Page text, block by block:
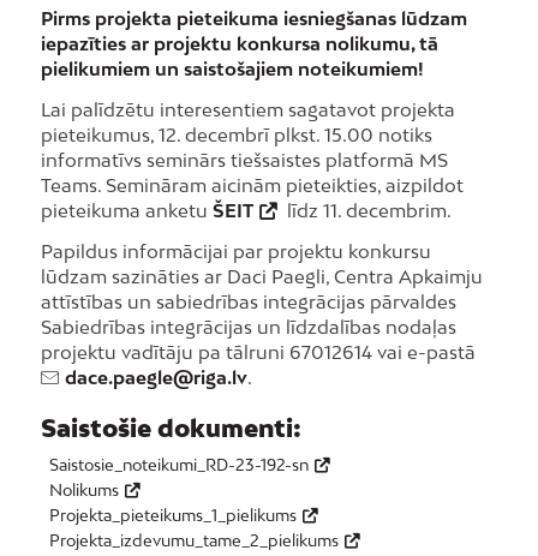
Pirms projekta pieteikuma iesniegšanas lūdzam
iepazīties ar projektu konkursa nolikumu, tā
pielikumiem un saistošajiem noteikumiem!
Lai palīdzētu interesentiem sagatavot projekta
pieteikumus, 12. decembrī plkst. 15.00 notiks
informatīvs seminārs tiešsaistes platformā MS
Teams. Semināram aicinām pieteikties, aizpildot
pieteikuma anketu ŠEIT
līdz 11. decembrim.
Papildus informācijai par projektu konkursu
lūdzam sazināties ar Daci Paegli, Centra Apkaimju
attīstības un sabiedrības integrācijas pārvaldes
Sabiedrības integrācijas un līdzdalības nodaļas
projektu vadītāju pa tālruni 67012614 vai e-pastā
dace.paegle@riga.lv.
Saistošie dokumenti:
Saistosie_noteikumi_RD-23-192-sn
Nolikums
Projekta_pieteikums_1_pielikums
Projekta_izdevumu_tame_2_pielikums